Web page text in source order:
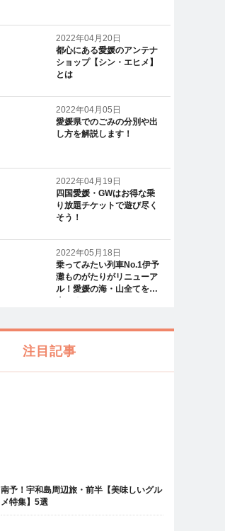
2022年04月20日
都心にある愛媛のアンテナ
ショップ【シン・エヒメ】
とは
2022年04月05日
愛媛県でのごみの分別や出
し方を解説します！
2022年04月19日
四国愛媛・GWはお得な乗
り放題チケットで遊び尽く
そう！
2022年05月18日
乗ってみたい列車No.1伊予
灘ものがたりがリニューア
ル！愛媛の海・山全てを一
注目記事
南予！宇和島周辺旅・前半【美味しいグル
メ特集】5選